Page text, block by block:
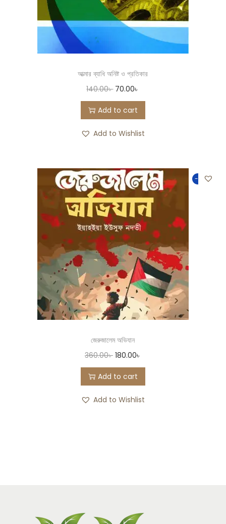
আত্মার ব্যাধি অনিষ্ট ও প্রতিকার
140.00৳ 70.00৳
Add to cart
Add to Wishlist
-50%
জেরুজালেম অভিযান
360.00৳ 180.00৳
Add to cart
Add to Wishlist